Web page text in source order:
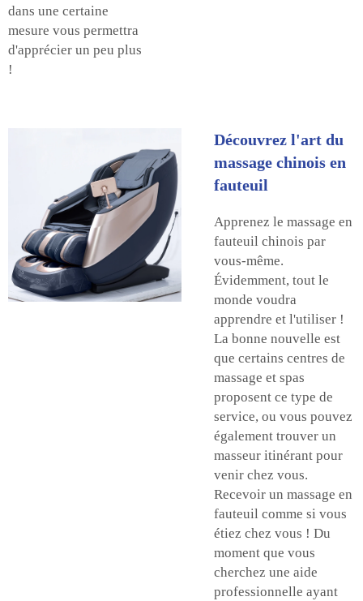
dans une certaine
mesure vous permettra
d'apprécier un peu plus
!
Découvrez l'art du
massage chinois en
fauteuil
Apprenez le massage en
fauteuil chinois par
vous-même.
Évidemment, tout le
monde voudra
apprendre et l'utiliser !
La bonne nouvelle est
que certains centres de
massage et spas
proposent ce type de
service, ou vous pouvez
également trouver un
masseur itinérant pour
venir chez vous.
Recevoir un massage en
fauteuil comme si vous
étiez chez vous ! Du
moment que vous
cherchez une aide
professionnelle ayant